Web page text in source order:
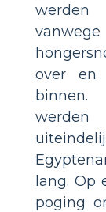
werden
over en
werden
lang. Op
poging